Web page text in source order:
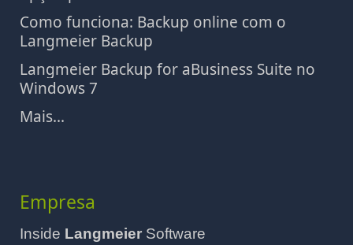
Como funciona: Backup online com o
Langmeier Backup
Langmeier Backup for aBusiness Suite no
Windows 7
Mais...
Empresa
Inside Langmeier Software